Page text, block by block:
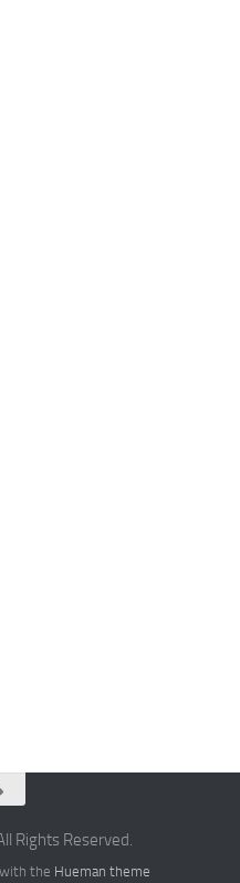
Rights Reserved.
the Hueman theme